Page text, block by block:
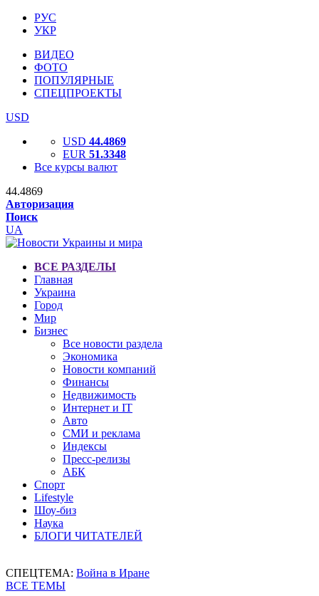
РУС
УКР
ВИДЕО
ФОТО
ПОПУЛЯРНЫЕ
СПЕЦПРОЕКТЫ
USD
USD 44.4869
EUR 51.3348
Все курсы валют
44.4869
Авторизация
Поиск
UA
ВСЕ РАЗДЕЛЫ
Главная
Украина
Город
Мир
Бизнес
Все новости раздела
Экономика
Новости компаний
Финансы
Недвижимость
Интернет и IT
Авто
СМИ и реклама
Индексы
Пресс-релизы
АБК
Спорт
Lifestyle
Шоу-биз
Наука
БЛОГИ ЧИТАТЕЛЕЙ
СПЕЦТЕМА: Война в Иране
ВСЕ ТЕМЫ